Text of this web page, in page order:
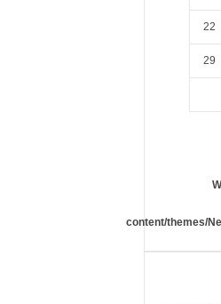
22
29
content/themes/